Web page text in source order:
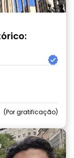
Por gratificação